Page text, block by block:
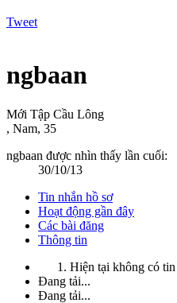
Tweet
ngbaan
Mới Tập Cầu Lông
, Nam, 35
ngbaan được nhìn thấy lần cuối:
30/10/13
Tin nhắn hồ sơ
Hoạt động gần đây
Các bài đăng
Thông tin
Hiện tại không có tin
Đang tải...
Đang tải...